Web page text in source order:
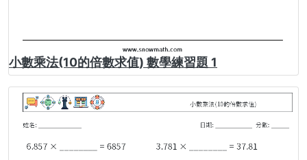
小數乘法(10的倍數求值) 數學練習題 1